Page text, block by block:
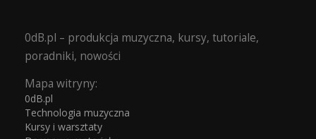
0dB.pl – produkcja muzyczna, kursy, tutoriale,
poradniki, nowości
Mapa witryny:
0dB.pl
Technologia muzyczna
Kursy i warsztaty